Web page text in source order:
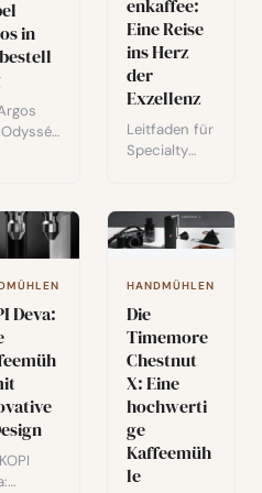
Werkzeug
für V60,
Chemex und
Pour-Over-
Methoden.
in
enkaffee:
Eine Reise
ins Herz
der
Exzellenz
Leitfaden für
Specialty
außergewöh
nlich macht,
wie Röster
Terroir-
ka enthüllen,
von
Äthiopien bis
Kolumbien.
Deva:
HANDMÜHLEN
Die
Timemore
Chestnut
X: Eine
hochwerti
ge
Kaffeemüh
le